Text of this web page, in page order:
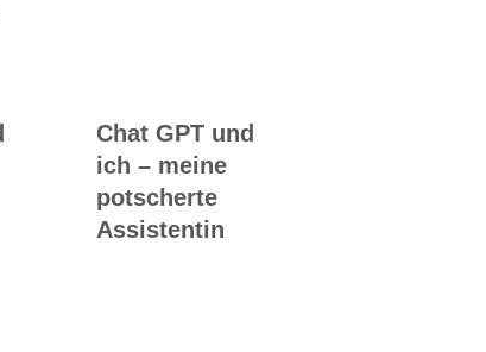
Chat GPT und
ich – meine
potscherte
Assistentin